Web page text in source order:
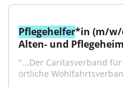
Pflegehelfer*in (m/w/
Alten- und
"...Der Caritasverband
örtliche